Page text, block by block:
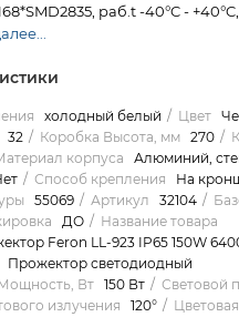
раб.t -40°C -
холодный белый Цвет
32 Коробка Высота, мм 270
корпуса
Алюминий,
Способ крепления
На
55069 Артикул 32104
ДО
Название товара
Feron LL-923 IP65 150W
Прожектор светодиодный
Вт 150 Вт
Световой
излучения 120°
Цветовая